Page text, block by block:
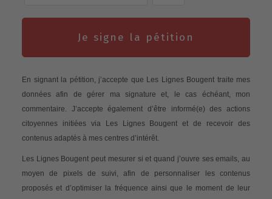
Je signe la pétition
En signant la pétition, j’accepte que Les Lignes Bougent traite mes
données afin de gérer ma signature et, le cas échéant, mon
commentaire. J’accepte également d’être informé(e) des actions
citoyennes initiées via Les Lignes Bougent et de recevoir des
contenus adaptés à mes centres d’intérêt.
Les Lignes Bougent peut mesurer si et quand j’ouvre ses emails, au
moyen de pixels de suivi, afin de personnaliser les contenus
proposés et d’optimiser la fréquence ainsi que le moment de leur